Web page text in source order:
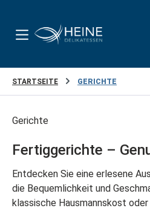
STARTSEITE GERICHTE
Gerichte
Fertiggerichte –
Entdecken Sie eine erlesene
die Bequemlichkeit und
klassische Hausmannskost